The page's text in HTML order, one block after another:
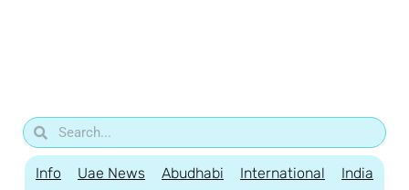
Info Uae News Abudhabi International India